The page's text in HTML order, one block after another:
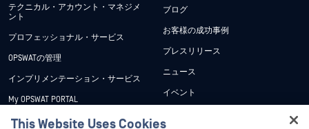
テクニカル・アカウント・マネジメ
ント
プロフェッショナル・サービス
OPSWATの管理
インプリメンテーション・サービス
My OPSWAT PORTAL
技術文書
ブログ
お客様の成功事例
プレスリリース
ニュース
イベント
This Website Uses Cookies